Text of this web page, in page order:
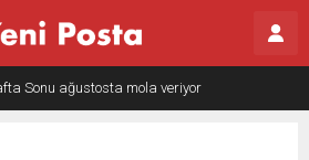
Sonu ağustosta mola veriyor